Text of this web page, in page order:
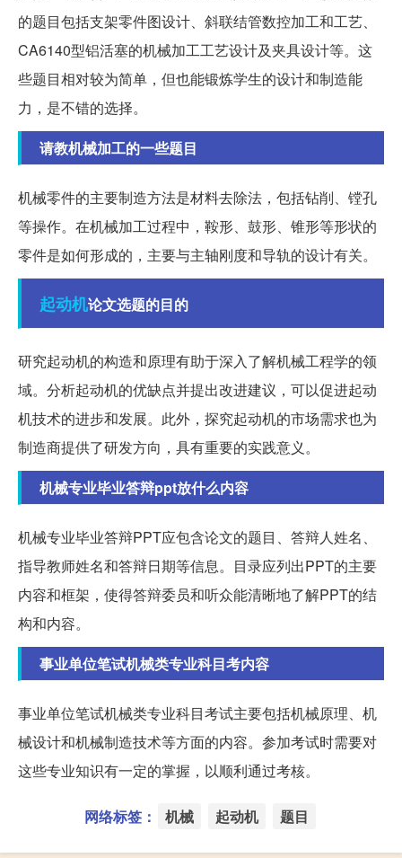
的题目包括支架零件图设计、斜联结管数控加工和工艺、
CA6140型铝活塞的机械加工工艺设计及夹具设计等。这
些题目相对较为简单，但也能锻炼学生的设计和制造能
力，是不错的选择。
请教机械加工的一些题目
机械零件的主要制造方法是材料去除法，包括钻削、镗孔
等操作。在机械加工过程中，鞍形、鼓形、锥形等形状的
零件是如何形成的，主要与主轴刚度和导轨的设计有关。
起动机论文选题的目的
研究起动机的构造和原理有助于深入了解机械工程学的领
域。分析起动机的优缺点并提出改进建议，可以促进起动
机技术的进步和发展。此外，探究起动机的市场需求也为
制造商提供了研发方向，具有重要的实践意义。
机械专业毕业答辩ppt放什么内容
机械专业毕业答辩PPT应包含论文的题目、答辩人姓名、
指导教师姓名和答辩日期等信息。目录应列出PPT的主要
内容和框架，使得答辩委员和听众能清晰地了解PPT的结
构和内容。
事业单位笔试机械类专业科目考内容
事业单位笔试机械类专业科目考试主要包括机械原理、机
械设计和机械制造技术等方面的内容。参加考试时需要对
这些专业知识有一定的掌握，以顺利通过考核。
网络标签： 机械 起动机 题目